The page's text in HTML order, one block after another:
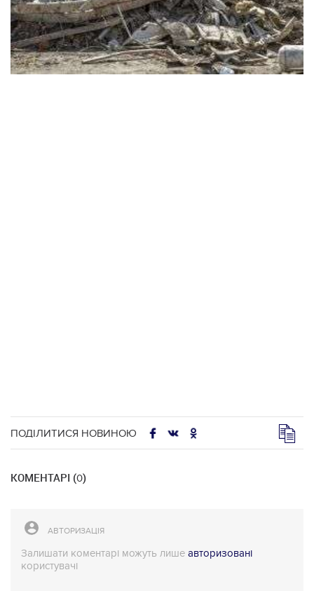
ПОДІЛИТИСЯ НОВИНОЮ
КОМЕНТАРІ (0)
АВТОРИЗАЦІЯ
Залишати коментарі можуть лише авторизовані
користувачі